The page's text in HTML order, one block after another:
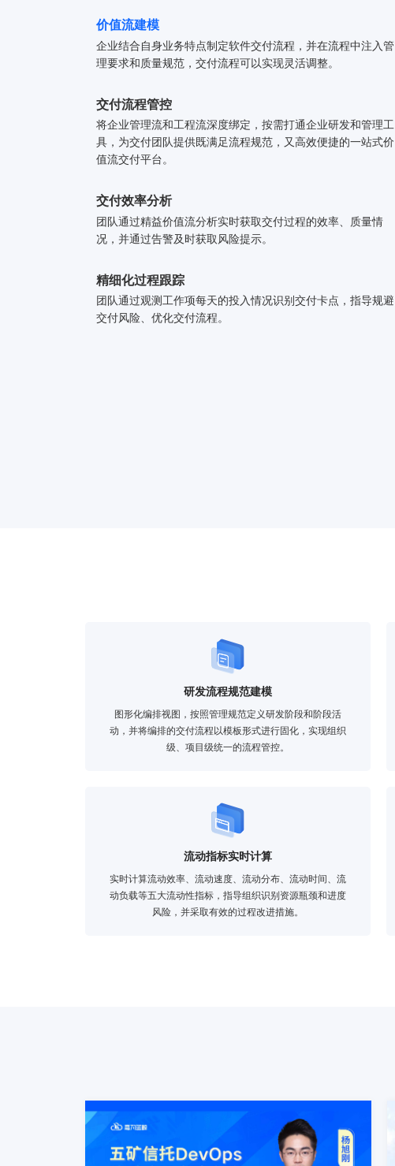
价值流建模
企业结合自身业务特点制定软件交付流程，并在流程中注入管
理要求和质量规范，交付流程可以实现灵活调整。
交付流程管控
将企业管理流和工程流深度绑定，按需打通企业研发和管理工
具，为交付团队提供既满足流程规范，又高效便捷的一站式价
值流交付平台。
交付效率分析
团队通过精益价值流分析实时获取交付过程的效率、质量情
况，并通过告警及时获取风险提示。
精细化过程跟踪
团队通过观测工作项每天的投入情况识别交付卡点，指导规避
交付风险、优化交付流程。
研发流程规范建模
图形化编排视图，按照管理规范定义研发阶段和阶段活
动，并将编排的交付流程以模板形式进行固化，实现组织
级、项目级统一的流程管控。
流动指标实时计算
实时计算流动效率、流动速度、流动分布、流动时间、流
动负载等五大流动性指标，指导组织识别资源瓶颈和进度
风险，并采取有效的过程改进措施。